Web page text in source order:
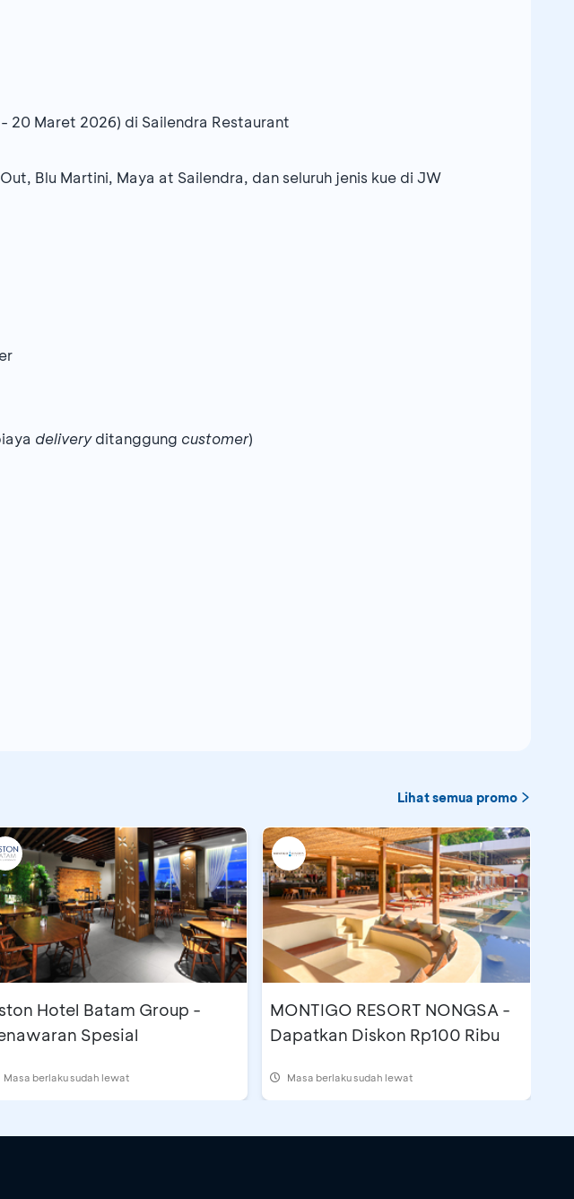
20 Maret 2026) di Sailendra Restaurant
Blu Martini, Maya at Sailendra, dan seluruh jenis kue di JW
deliveryditanggung customer)
Lihat semua promo
Hotel Batam Group -
Spesial
Masa berlaku sudah lewat
MONTIGO RESORT NONGSA -
Dapatkan Diskon Rp100 Ribu
Masa berlaku sudah lewat